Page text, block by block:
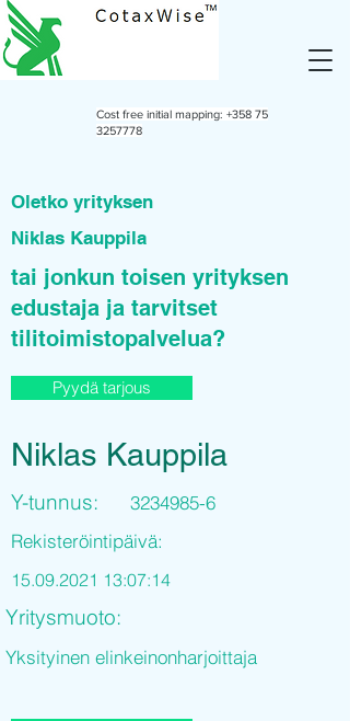
Cost free initial mapping: +358 75
3257778
Oletko yrityksen
Niklas Kauppila
tai jonkun toisen yrityksen
edustaja ja tarvitset
tilitoimistopalvelua?
Pyydä tarjous
Niklas Kauppila
Y-tunnus:
3234985-6
Rekisteröintipäivä:
15.09.2021 13:07:14
Yritysmuoto:
Yksityinen elinkeinonharjoittaja